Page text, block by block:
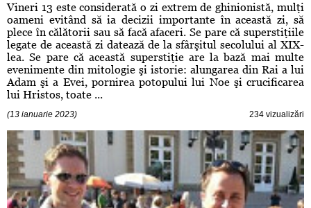
Vineri 13 este considerată o zi extrem de ghinionistă, mulţi
oameni evitând să ia decizii importante în această zi, să
plece în călătorii sau să facă afaceri. Se pare că superstiţiile
legate de această zi datează de la sfârşitul secolului al XIX-
lea. Se pare că această superstiţie are la bază mai multe
evenimente din mitologie şi istorie: alungarea din Rai a lui
Adam şi a Evei, pornirea potopului lui Noe şi crucificarea
lui Hristos, toate ...
(13 ianuarie 2023) 234 vizualizări